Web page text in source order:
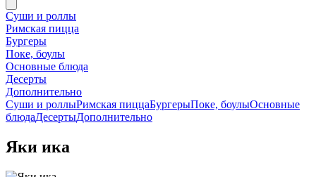
Суши и роллы
Римская пицца
Бургеры
Поке, боулы
Основные блюда
Десерты
Дополнительно
Суши и роллыРимская пиццаБургерыПоке, боулыОсновные
блюдаДесертыДополнительно
Яки ика